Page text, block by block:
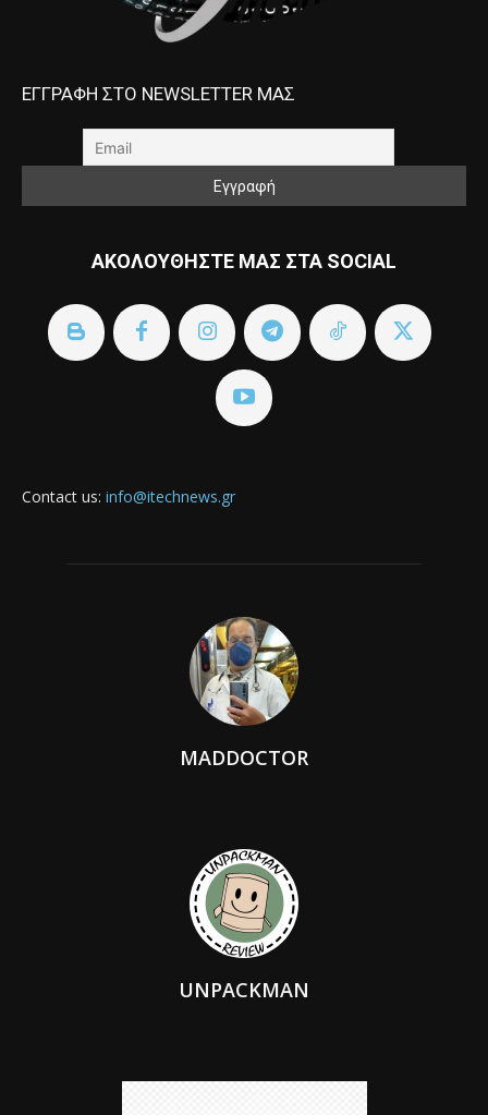
ΕΓΓΡΑΦΗ ΣΤΟ NEWSLETTER ΜΑΣ
ΑΚΟΛΟΥΘΗΣΤΕ ΜΑΣ ΣΤΑ SOCIAL
Contact us: info@itechnews.gr
MADDOCTOR
UNPACKMAN